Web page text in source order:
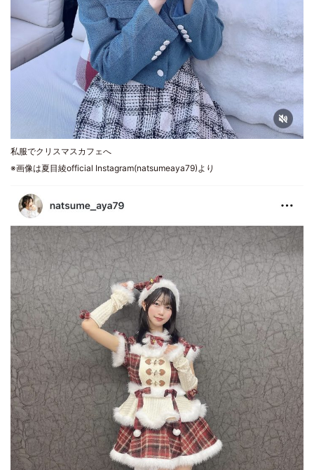
私服でクリスマスカフェへ
※画像は夏目綾official Instagram(natsumeaya79)より